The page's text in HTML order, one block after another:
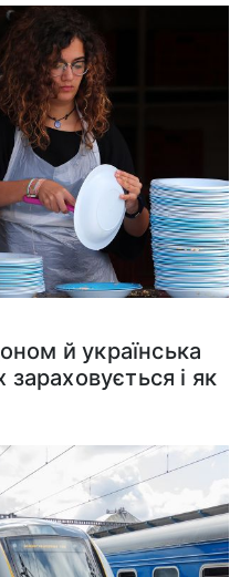
й українська
зараховується і як